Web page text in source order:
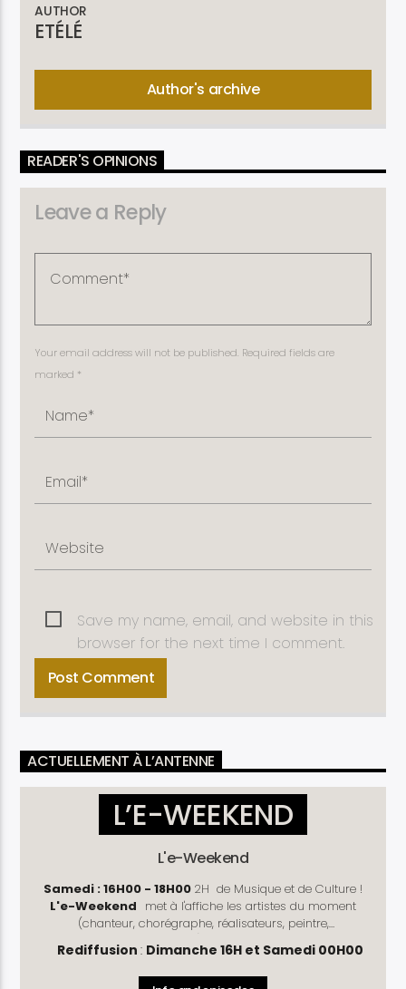
AUTHOR
ETÉLÉ
Author's archive
READER'S OPINIONS
Leave a Reply
Your email address will not be published. Required fields are
marked *
Save my name, email, and website in this
browser for the next time I comment.
ACTUELLEMENT À L’ANTENNE
L’E-WEEKEND
L'e-Weekend
Samedi : 16H00 - 18H00 2H de Musique et de Culture !
L'e-Weekend met à l'affiche les artistes du moment
(chanteur, chorégraphe, réalisateurs, peintre,
photographe, cinéaste .....) !
Découvrez les dernières
sorties musicales et les dernières actualités du monde
culturel. Les succès d'antan y ont aussi leur place avec la
Rediffusion : Dimanche 16H et Samedi 00H00